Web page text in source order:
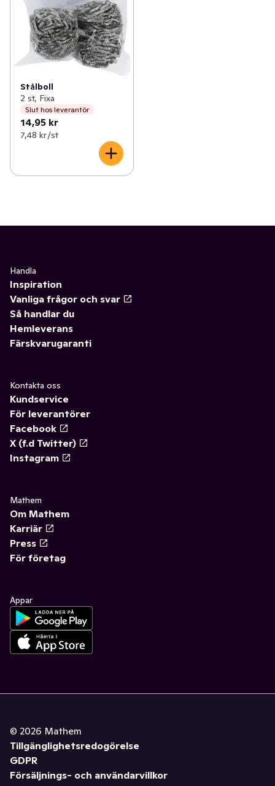
Stålboll
2 st, Fixa
Slut hos leverantör
14,95 kr
7,48 kr /st
Handla
Inspiration
Vanliga frågor och svar
Så handlar du
Hemleverans
Färskvarugaranti
Kontakta oss
Kundservice
För leverantörer
Facebook
X (f.d Twitter)
Instagram
Mathem
Om Mathem
Karriär
Press
För företag
Appar
© 2026 Mathem
Tillgänglighetsredogörelse
GDPR
Försäljnings- och användarvillkor